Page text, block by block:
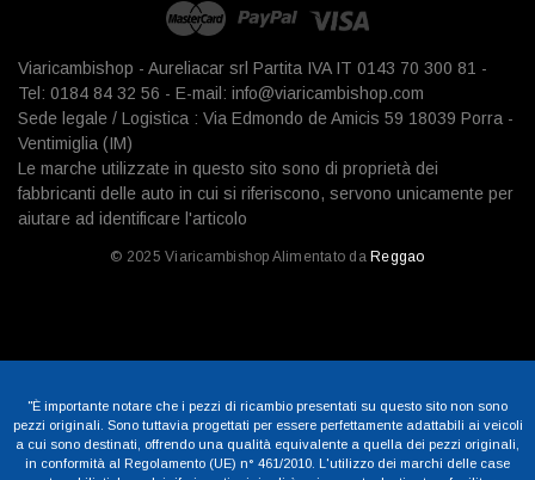
Viaricambishop - Aureliacar srl Partita IVA IT 0143 70 300 81 -
Tel: 0184 84 32 56 - E-mail: info@viaricambishop.com
Sede legale / Logistica : Via Edmondo de Amicis 59 18039 Porra -
Ventimiglia (IM)
Le marche utilizzate in questo sito sono di proprietà dei
fabbricanti delle auto in cui si riferiscono, servono unicamente per
aiutare ad identificare l'articolo
© 2025 Viaricambishop Alimentato daReggao
"È importante notare che i pezzi di ricambio presentati su questo sito non sono
pezzi originali. Sono tuttavia progettati per essere perfettamente adattabili ai veicoli
a cui sono destinati, offrendo una qualità equivalente a quella dei pezzi originali,
in conformità al Regolamento (UE) n° 461/2010. L'utilizzo dei marchi delle case